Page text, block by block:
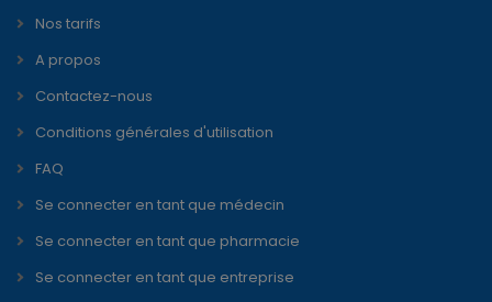
Nos tarifs
A propos
Contactez-nous
Conditions générales d'utilisation
FAQ
Se connecter en tant que médecin
Se connecter en tant que pharmacie
Se connecter en tant que entreprise